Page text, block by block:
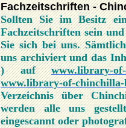
Fachzeitschriften -
Sollten Sie im Besitz
Fachzeitschriften sein
Sie sich bei uns.
uns archiviert und das
) aufwww.library-
www.library-of-chinchilla-
Verzeichnis über
werden alle uns
eingescannt oder